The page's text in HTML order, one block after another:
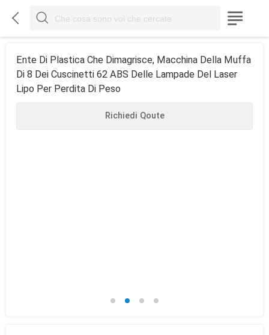
  
Ente Di Plastica Che Dimagrisce, Macchina Della Muffa
Di 8 Dei Cuscinetti 62 ABS Delle Lampade Del Laser
Lipo Per Perdita Di Peso
Richiedi Qoute